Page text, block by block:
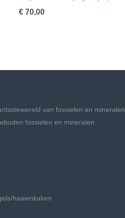
€ 70,00
van fossielen en mineralen
fossielen en mineralen
haaienkaken